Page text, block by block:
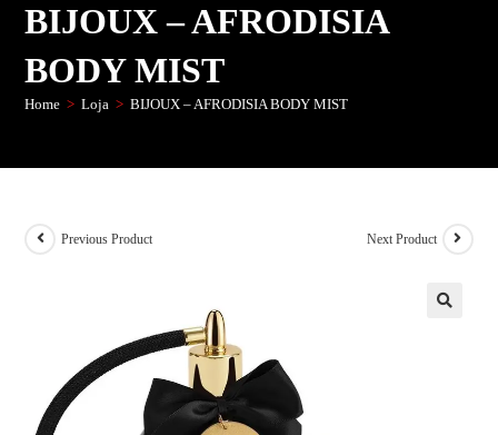
BIJOUX – AFRODISIA
BODY MIST
Home > Loja > BIJOUX – AFRODISIA BODY MIST
Previous Product Next Product